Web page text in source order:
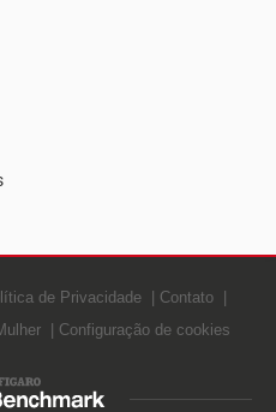
de Privacidade
Contato
Configuração de cookies